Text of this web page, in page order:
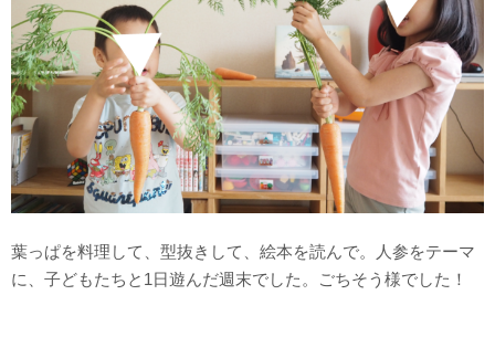
葉っぱを料理して、型抜きして、絵本を読んで。人参をテーマ
に、子どもたちと1日遊んだ週末でした。ごちそう様でした！